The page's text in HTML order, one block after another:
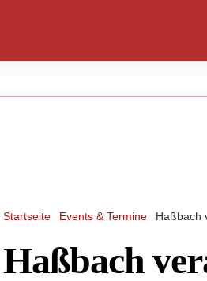
Startseite Events & Termine Haßbach
Haßbach